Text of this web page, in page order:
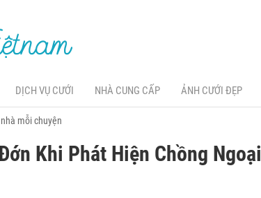
DỊCH VỤ CƯỚI NHÀ CUNG CẤP ẢNH CƯỚI ĐẸP
mỗi chuyện
Khi Phát Hiện Chồng